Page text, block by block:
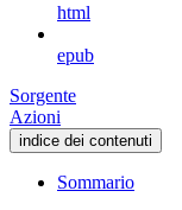
html
epub
Sorgente
Azioni
indice dei contenuti
Sommario